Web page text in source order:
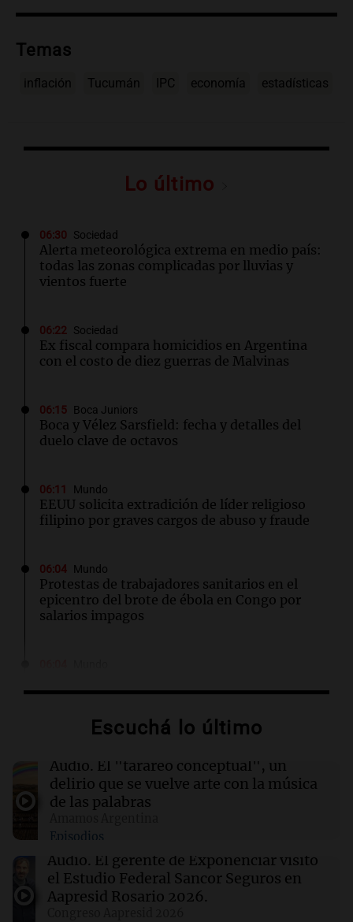
Temas
inflación Tucumán IPC economía estadísticas
Lo último
06:30 Sociedad
Alerta meteorológica extrema en medio país:
todas las zonas complicadas por lluvias y
vientos fuerte
06:22 Sociedad
Ex fiscal compara homicidios en Argentina
con el costo de diez guerras de Malvinas
06:15 Boca Juniors
Boca y Vélez Sarsfield: fecha y detalles del
duelo clave de octavos
06:11 Mundo
EEUU solicita extradición de líder religioso
filipino por graves cargos de abuso y fraude
06:04 Mundo
Protestas de trabajadores sanitarios en el
epicentro del brote de ébola en Congo por
salarios impagos
Líbano y otros eventos en Oriente Medio
El DOJ de Trump supervisará los patrocinios
de visas de OpenAI para empleados
extranjeros
06:00 Belgrano
Racing se enfrentará a Belgrano en los
octavos de final: día, hora y TV del partido
Escuchá lo último
Audio. El "tarareo conceptual", un
delirio que se vuelve arte con la música
de las palabras
Episodios
Audio. El gerente de Exponenciar visitó
el Estudio Federal Sancor Seguros en
Aapresid Rosario 2026.